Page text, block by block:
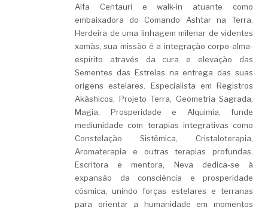
Alfa Centauri e walk-in atuante como
embaixadora do Comando Ashtar na Terra.
Herdeira de uma linhagem milenar de videntes
xamãs, sua missão é a integração corpo-alma-
espírito através da cura e elevação das
Sementes das Estrelas na entrega das suas
origens estelares. Especialista em Registros
Akáshicos, Projeto Terra, Geometria Sagrada,
Magia, Prosperidade e Alquimia, funde
mediunidade com terapias integrativas como
Constelação Sistêmica, Cristaloterapia,
Aromaterapia e outras terapias profundas.
Escritora e mentora, Neva dedica-se à
expansão da consciência e prosperidade
cósmica, unindo forças estelares e terranas
para orientar a humanidade em momentos